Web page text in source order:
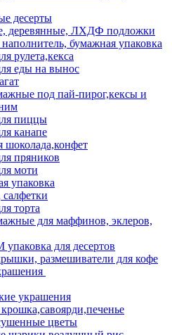
десерты
деревянные, ЛХДФ подложки
бумажная упаковка
рулета,кекса
еды на вынос
под пай-пирог,кексы и
пиццы
канапе
шоколада,конфет
пряников
моти
упаковка
торта
для маффинов, эклеров,
для десертов
размешиватели для кофе
украшения
цветы